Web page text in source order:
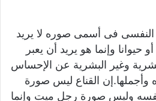
النفسى فى أسمى صوره لا يريد
حيوانا وإنما هو يريد أن يعبر
وغير البشرية عن الإحساس
القناع ليس صورة
وليس صورة رجل ميت وإنما